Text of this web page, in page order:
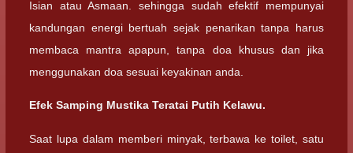
Isian atau Asmaan. sehingga sudah efektif mempunyai
kandungan energi bertuah sejak penarikan tanpa harus
membaca mantra apapun, tanpa doa khusus dan jika
menggunakan doa sesuai keyakinan anda.
Efek Samping Mustika Teratai Putih Kelawu.
Saat lupa dalam memberi minyak, terbawa ke toilet, satu